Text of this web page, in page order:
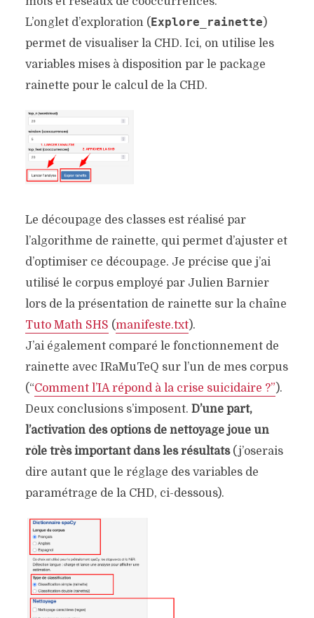
L’onglet d’exploration (Explore_rainette)
permet de visualiser la CHD. Ici, on utilise les
variables mises à disposition par le package
rainette pour le calcul de la CHD.
Le découpage des classes est réalisé par
l’algorithme de rainette, qui permet d’ajuster et
d’optimiser ce découpage. Je précise que j’ai
utilisé le corpus employé par Julien Barnier
lors de la présentation de rainette sur la chaîne
Tuto Math SHS (manifeste.txt).
J’ai également comparé le fonctionnement de
rainette avec IRaMuTeQ sur l’un de mes corpus
(“Comment l’IA répond à la crise suicidaire ?”).
Deux conclusions s’imposent. D’une part,
l’activation des options de nettoyage joue un
rôle très important dans les résultats(j’oserais
dire autant que le réglage des variables de
paramétrage de la CHD, ci-dessous).